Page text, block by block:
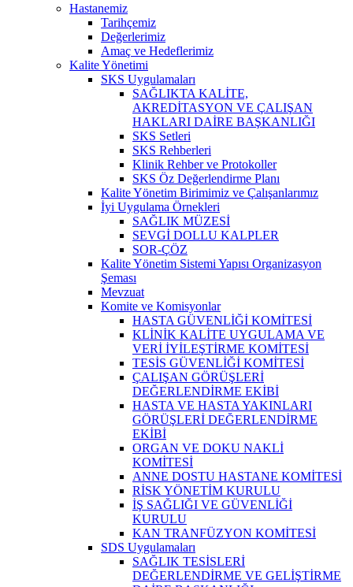
Hastanemiz
Tarihçemiz
Değerlerimiz
Amaç ve Hedeflerimiz
Kalite Yönetimi
SKS Uygulamaları
SAĞLIKTA KALİTE,
AKREDİTASYON VE ÇALIŞAN
HAKLARI DAİRE BAŞKANLIĞI
SKS Setleri
SKS Rehberleri
Klinik Rehber ve Protokoller
SKS Öz Değerlendirme Planı
Kalite Yönetim Birimimiz ve Çalışanlarımız
İyi Uygulama Örnekleri
SAĞLIK MÜZESİ
SEVGİ DOLLU KALPLER
SOR-ÇÖZ
Kalite Yönetim Sistemi Yapısı Organizasyon
Şeması
Mevzuat
Komite ve Komisyonlar
HASTA GÜVENLİĞİ KOMİTESİ
KLİNİK KALİTE UYGULAMA VE
VERİ İYİLEŞTİRME KOMİTESİ
TESİS GÜVENLİĞİ KOMİTESİ
ÇALIŞAN GÖRÜŞLERİ
DEĞERLENDİRME EKİBİ
HASTA VE HASTA YAKINLARI
GÖRÜŞLERİ DEĞERLENDİRME
EKİBİ
ORGAN VE DOKU NAKLİ
KOMİTESİ
ANNE DOSTU HASTANE KOMİTESİ
RİSK YÖNETİM KURULU
İŞ SAĞLIĞI VE GÜVENLİĞİ
KURULU
KAN TRANFÜZYON KOMİTESİ
SDS Uygulamaları
SAĞLIK TESİSLERİ
DEĞERLENDİRME VE GELİŞTİRME